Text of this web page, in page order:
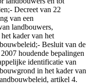
Decreet van 22
van een
landbouwers,
kader van het
Besluit van de
houdende bepalingen
identificatie van
in het kader van
artikel 4.